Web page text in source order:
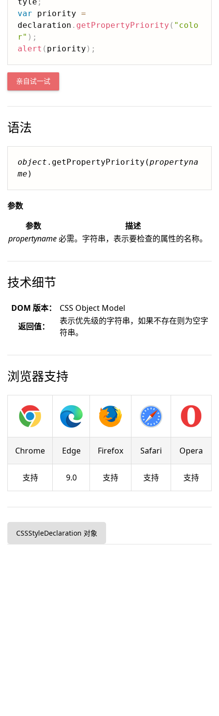
var priority =
declaration . getPropertyPriority ( "colo
r" ) ;
alert ( priority ) ;
亲自试一试
语法
object .getPropertyPriority(propertyna
me )
参数
参数
描述
propertyname必需。字符串，表示要检查的属性的名称。
技术细节
DOM 版本：
CSS Object Model
返回值：
表示优先级的字符串，如果不存在则为空字
符串。
浏览器支持
Chrome Edge Firefox Safari Opera
支持 9.0 支持 支持 支持
CSSStyleDeclaration 对象